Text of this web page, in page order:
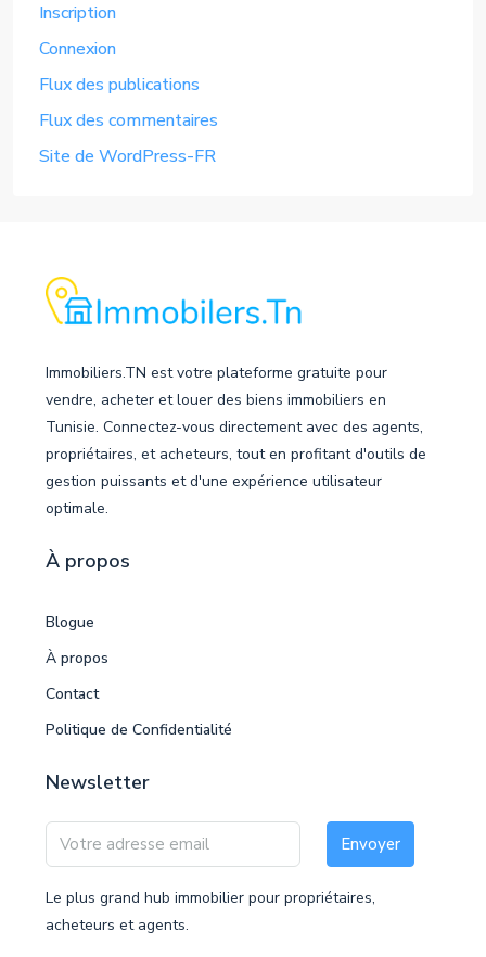
Inscription
Connexion
Flux des publications
Flux des commentaires
Site de WordPress-FR
Immobiliers.TN est votre plateforme gratuite pour
vendre, acheter et louer des biens immobiliers en
Tunisie. Connectez-vous directement avec des agents,
propriétaires, et acheteurs, tout en profitant d'outils de
gestion puissants et d'une expérience utilisateur
optimale.
À propos
Blogue
À propos
Contact
Politique de Confidentialité
Newsletter
Envoyer
Le plus grand hub immobilier pour propriétaires,
acheteurs et agents.